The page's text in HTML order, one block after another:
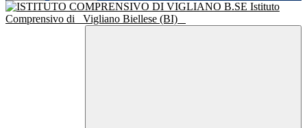
Istituto
Comprensivo di
Vigliano Biellese (BI)